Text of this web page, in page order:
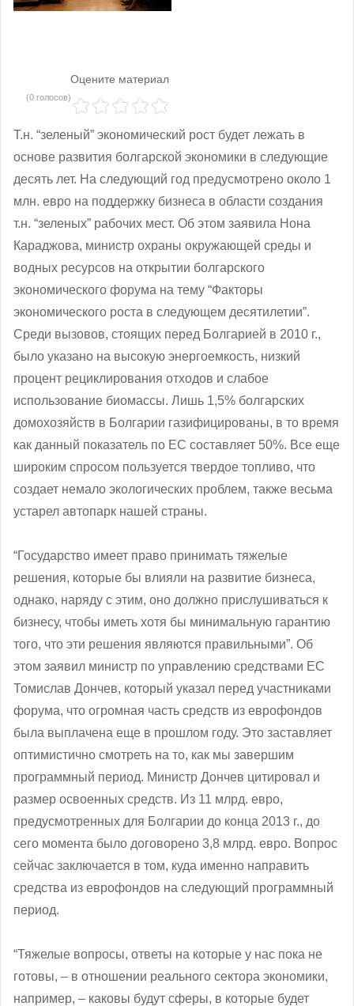
Оцените материал
(0 голосов)
Т.н. “зеленый” экономический рост будет лежать в
основе развития болгарской экономики в следующие
десять лет. На следующий год предусмотрено около 1
млн. евро на поддержку бизнеса в области создания
т.н. “зеленых” рабочих мест. Об этом заявила Нона
Караджова, министр охраны окружающей среды и
водных ресурсов на открытии болгарского
экономического форума на тему “Факторы
экономического роста в следующем десятилетии”.
Среди вызовов, стоящих перед Болгарией в 2010 г.,
было указано на высокую энергоемкость, низкий
процент рециклирования отходов и слабое
использование биомассы. Лишь 1,5% болгарских
домохозяйств в Болгарии газифицированы, в то время
как данный показатель по ЕС составляет 50%. Все еще
широким спросом пользуется твердое топливо, что
создает немало экологических проблем, также весьма
устарел автопарк нашей страны.
“Государство имеет право принимать тяжелые
решения, которые бы влияли на развитие бизнеса,
однако, наряду с этим, оно должно прислушиваться к
бизнесу, чтобы иметь хотя бы минимальную гарантию
того, что эти решения являются правильными”. Об
этом заявил министр по управлению средствами ЕС
Томислав Дончев, который указал перед участниками
форума, что огромная часть средств из еврофондов
была выплачена еще в прошлом году. Это заставляет
оптимистично смотреть на то, как мы завершим
программный период. Министр Дончев цитировал и
размер освоенных средств. Из 11 млрд. евро,
предусмотренных для Болгарии до конца 2013 г., до
сего момента было договорено 3,8 млрд. евро. Вопрос
сейчас заключается в том, куда именно направить
средства из еврофондов на следующий программный
период.
“Тяжелые вопросы, ответы на которые у нас пока не
готовы, ‒ в отношении реального сектора экономики,
например, ‒ каковы будут сферы, в которые будет